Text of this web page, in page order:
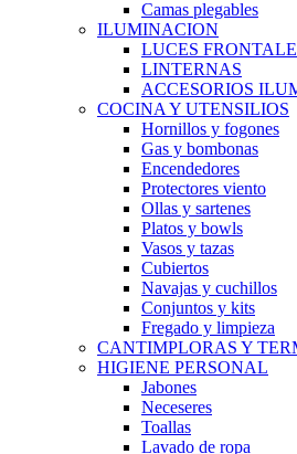
Camas plegables
ILUMINACION
LUCES
LINTERNAS
ACCESORIOS
COCINA Y UTENSILIOS
Hornillos y fogones
Gas y bombonas
Encendedores
Protectores viento
Ollas y sartenes
Platos y bowls
Vasos y tazas
Cubiertos
Navajas y cuchillos
Conjuntos y kits
Fregado y limpieza
CANTIMPLORAS Y
HIGIENE PERSONAL
Jabones
Neceseres
Toallas
Lavado de ropa